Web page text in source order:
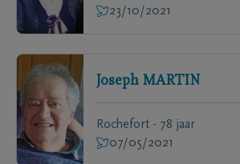
23/10/2021
Joseph MARTIN
Rochefort - 78 jaar
07/05/2021